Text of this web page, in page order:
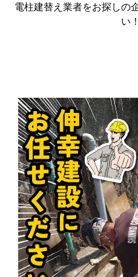
電柱建替え業者をお探しの
い